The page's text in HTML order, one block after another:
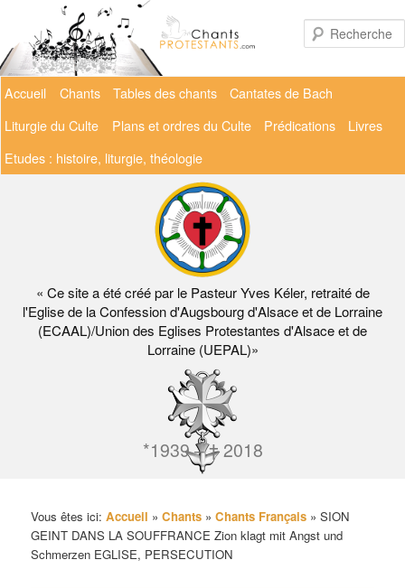
contenu
principal
« Ce site a été créé par le Pasteur Yves Kéler, retraité de
l'Eglise de la Confession d'Augsbourg d'Alsace et de Lorraine
(ECAAL)/Union des Eglises Protestantes d'Alsace et de
Lorraine (UEPAL)»
*1939 – † 2018
Menu
Accueil Chants Tables des chants
Cantates de Bach
Liturgie du Culte
Plans et ordres du Culte Prédications
Livres
Etudes : histoire, liturgie, théologie
Vous êtes ici:Accueil »Chants »Chants Français »SION
GEINT DANS LA SOUFFRANCE Zion klagt mit Angst und
Schmerzen EGLISE, PERSECUTION